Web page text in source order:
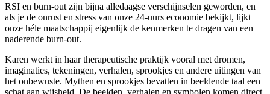
RSI en burn-out zijn bijna alledaagse verschijnselen geworden, en
als je de onrust en stress van onze 24-uurs economie bekijkt, lijkt
onze héle maatschappij eigenlijk de kenmerken te dragen van een
naderende burn-out.
Karen werkt in haar therapeutische praktijk vooral met dromen,
imaginaties, tekeningen, verhalen, sprookjes en andere uitingen van
het onbewuste. Mythen en sprookjes bevatten in beeldende taal een
schat aan wijsheid. De beelden, verhalen en symbolen komen direct